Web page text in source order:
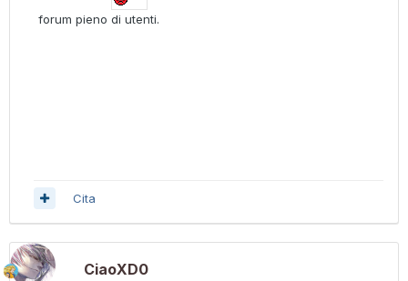
forum pieno di utenti.
Cita
CiaoXD0